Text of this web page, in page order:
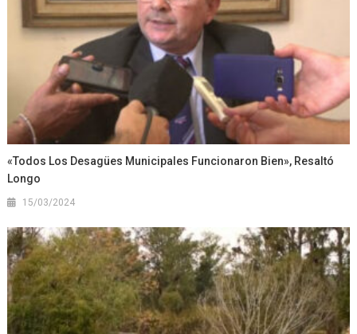
«Todos Los Desagües Municipales Funcionaron Bien», Resaltó
Longo
15/03/2024